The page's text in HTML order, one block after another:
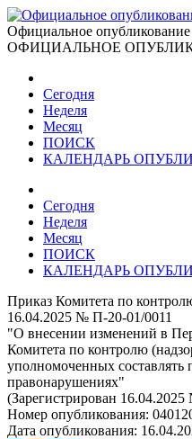
Официальное
ОФИЦИАЛЬНОЕ
Сегодня
Неделя
Месяц
ПОИСК
КАЛЕНДАРЬ
Сегодня
Неделя
Месяц
ПОИСК
КАЛЕНДАРЬ
Приказ Комитета по
16.04.2025 № П-20-01/0011
"О внесении изменений в
Комитета по контролю
уполномоченных
правонарушениях"
(Зарегистрирован
Номер опубликования:
Дата опубликования: